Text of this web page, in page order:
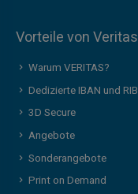
Vorteile von Veritas
Warum VERITAS?
Dedizierte IBAN und RIB
3D Secure
Angebote
Sonderangebote
Print on Demand